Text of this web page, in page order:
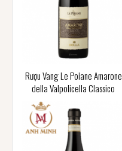
Rượu Vang Le Poiane Amarone
della Valpolicella Classico